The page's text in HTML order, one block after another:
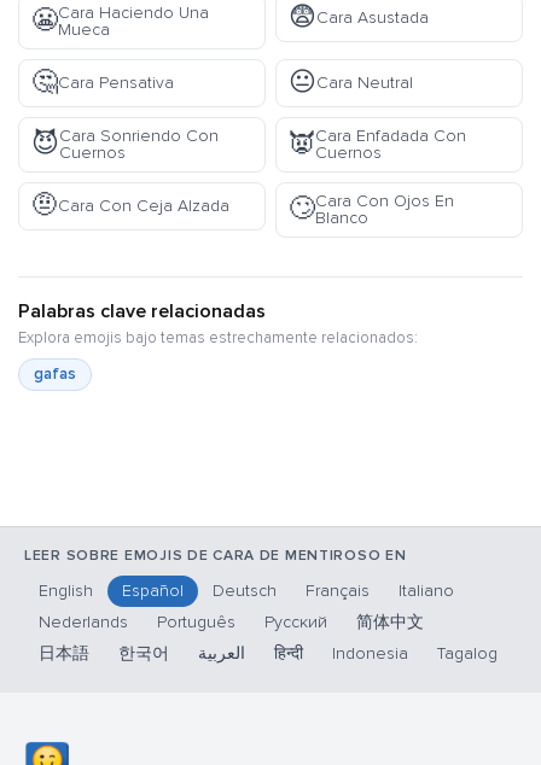
😬Cara Haciendo Una
Mueca
😨Cara Asustada
🤔Cara Pensativa 😐Cara Neutral
😈Cara Sonriendo Con
Cuernos
👿Cara Enfadada Con
Cuernos
🤨Cara Con Ceja Alzada 🙄Cara Con Ojos En
Blanco
Palabras clave relacionadas
Explora emojis bajo temas estrechamente relacionados:
gafas
LEER SOBRE EMOJIS DE CARA DE MENTIROSO EN
English Español Deutsch Français
Italiano
Nederlands
Português Русский
简体中文
日本語
한국어 العربية हिन्दी Indonesia Tagalog